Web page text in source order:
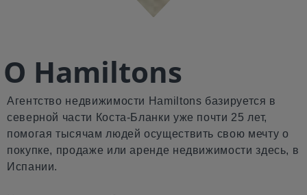
О Hamiltons
Агентство недвижимости Hamiltons базируется в
северной части Коста-Бланки уже почти 25 лет,
помогая тысячам людей осуществить свою мечту о
покупке, продаже или аренде недвижимости здесь, в
Испании.